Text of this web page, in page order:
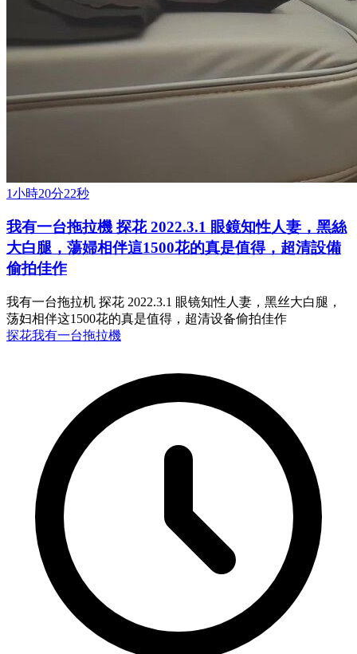
1小時20分22秒
我有一台拖拉機 探花 2022.3.1 眼鏡知性人妻，黑絲
大白腿，蕩婦相伴這1500花的真是值得，超清設備
偷拍佳作
我有一台拖拉机 探花 2022.3.1 眼镜知性人妻，黑丝大白腿，
荡妇相伴这1500花的真是值得，超清设备偷拍佳作
探花我有一台拖拉機